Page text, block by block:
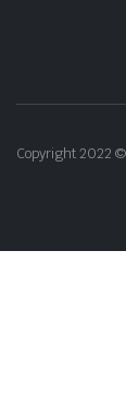
Copyright 2022